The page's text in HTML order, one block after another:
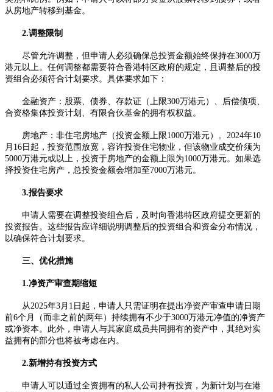
从房地产转移到基金。
2.调整限制
尽管允许调整，但申请人必须确保总投资金额始终保持在3000万
港元以上。任何调整都需要符合香港特区政府的规定，且调整后的投
资组合必须符合计划要求。具体要求如下：
金融资产：股票、债券、存款证（上限300万港元）、后偿债项、
合资格集体投资计划、有限合伙基金的拥有权权益。
房地产：非住宅房地产（投资金额上限1000万港元）。2024年10
月16日起，投资范围放宽，容许投资住宅物业，但该物业成交价须为
5000万港元或以上，投资于房地产的金额上限为1000万港元。如果选
择投资住宅房产，总投资金额会增加至7000万港元。
3.报告要求
申请人需要在调整投资组合后，及时向香港特区政府提交更新的
投资报告。这些报告应详细说明调整后的投资组合和资金分布情况，
以确保符合计划要求。
三、优化措施
1.净资产审查期缩短
从2025年3月1日起，申请人只需证明在提出净资产审查申请日期
前6个月（而非之前的两年）持续拥有不少于3000万港元净值的净资产
或净资本。此外，申请人与其家庭成员共同拥有的资产中，其绝对实
益拥有的部分也将被考虑在内。
2.新增持有投资方式
申请人可以通过全资拥有的私人公司持有投资，为新计划与在港